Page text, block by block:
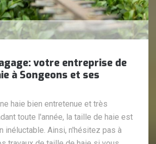
votre entreprise de
à Songeons et ses
haie bien entretenue et très
toute l'année, la taille de haie est
inéluctable. Ainsi, n'hésitez pas à